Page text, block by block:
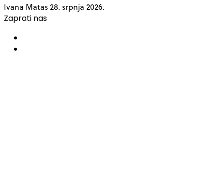
Ivana Matas28. srpnja 2026.
Zaprati nas